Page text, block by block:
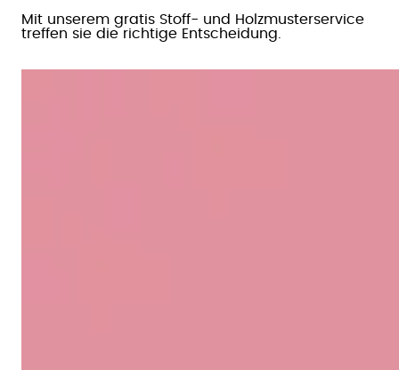
Mit unserem gratis Stoff- und Holzmusterservice
treffen sie die richtige Entscheidung.